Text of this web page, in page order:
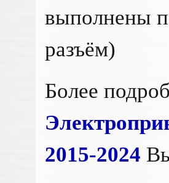
выполнены
разъём)
Более
2015-2024